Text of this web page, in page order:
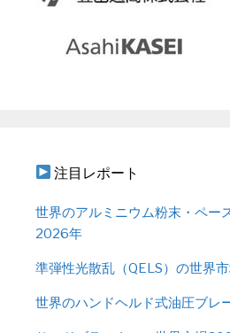
注目レポート
世界のアルミニウム粉末・ペー
2026年
準弾性光散乱（QELS）の世界
世界のハンドヘルド式油圧ブレ